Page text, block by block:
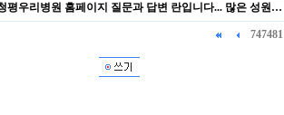
평우리병원 홈페이지 질문과 답변 란입니다... 많은 성원…
747481